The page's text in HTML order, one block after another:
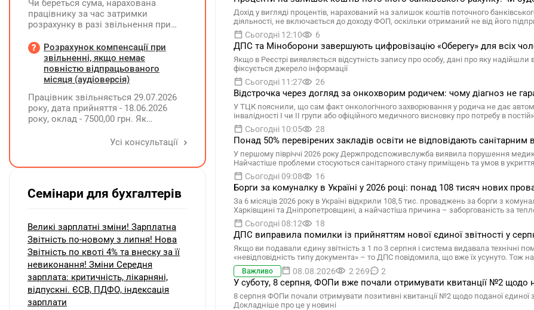
Дохід у вигляді процентів, нарахований на залишок коштів поточного
діяльності, не включається до доходу ФОП, оскільки отриманий не від його
Сьогодні 12:10 6
ДПС та Міноборони завершують цифровізацію «Оберегу» для всіх
Якщо в Реєстрі виявляється відсутність запису про особу, дані про яку
фіксується джерело інформації
Сьогодні 11:27 26
Відстрочка через догляд за онкохворим родичем: чому діагноз не
У ТЦК пояснили, що сам факт онкологічного захворювання у родича не дає
інвалідності I чи II групи або офіційного медичного висновку про потребу в
Сьогодні 10:05 28
Понад 50% перевірених закладів освіти не відповідають
У першому півріччі 2026 року Держпродспоживслужба виявила порушення
Найчастіше проблеми стосуються санітарного стану приміщень та умов в
Сьогодні 09:08 16
Борги за комуналку в Україні у 2026 році: понад 108 тисяч нових
За 6 місяців 2026 року в Україні відкрили 108,5 тис. проваджень за борги з
Харківщині та Дніпропетровщині, а найчастіша причина – заборгованість за
Сьогодні 08:12 18
ДПС виправила помилки із прийняттям нової єдиної звітності у
Якщо ви подавали єдину звітність з 1 по 3 серпня і система видавала технічні
«невідповідність типу документа» – то ДПС повідомила, що вже їх усунуто. Тож
Важливо 08.08.2026 2 269 2
У суботу, 8 серпня, ФОПи вже почали отримувати квитанції №2 щодо
8 серпня ФОПи почали отримувати позитивні квитанції №2 щодо поданої єдиної
Докладніше про це у новині
Чи береться сума, нарахована
працівнику за час затримки
розрахунку в разі звільнення при
заробітної плати (винагороди), для
розрахунку внеску на підтримку
працевлаштування осіб з
інвалідністю?
Розрахунок компенсації при
звільненні, якщо немає
повністю відпрацьованого
місяця (аудіоверсія)
Працівник звільняється 29.07.2026
року, дата прийняття - 18.06.2026
року, оклад - 7500,00 грн. Як
невикористаних днів відпустки при
Усі консультації
Семінари для бухгалтерів
Великі зарплатні зміни! Зарплатна
Звітність по-новому з липня! Нова
Звітність по квоті 4% та внеску за її
невиконання! Зміни Середня
зарплата: критичність, лікарняні,
відпускні. ЄСВ, ПДФО, індексація
зарплати